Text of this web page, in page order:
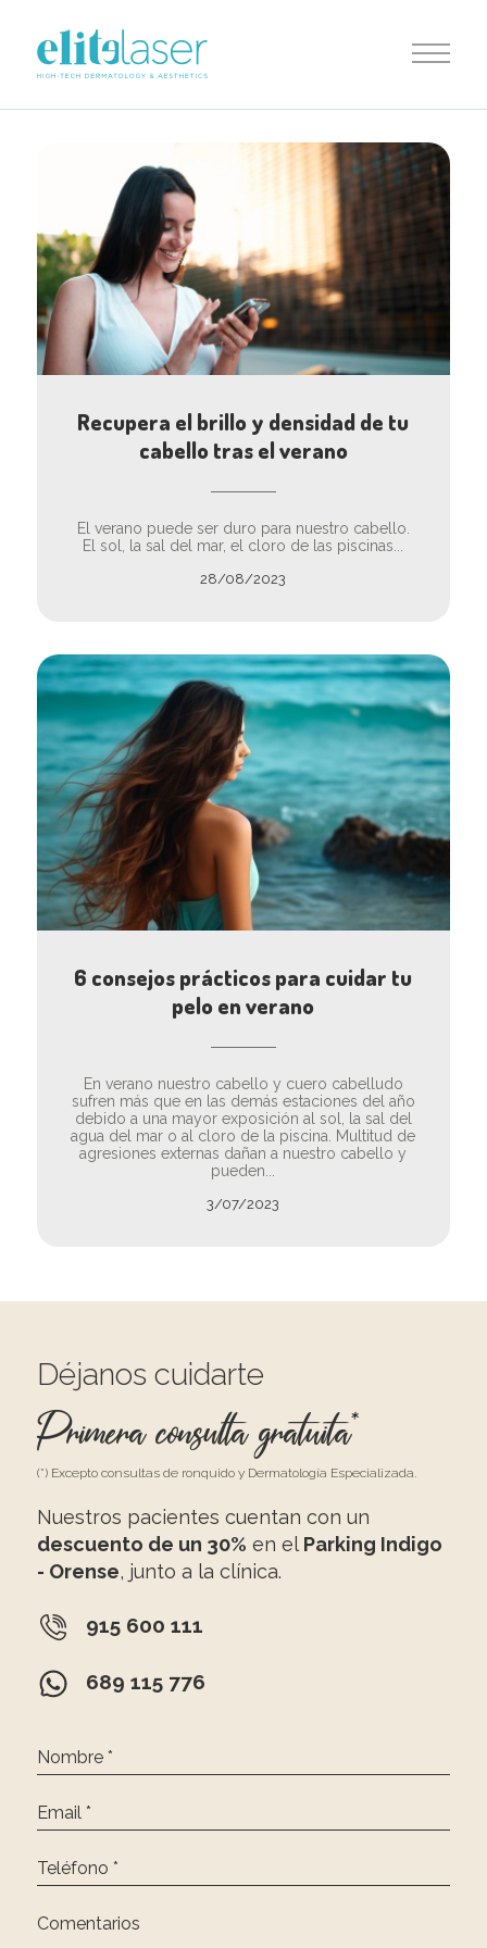
Recupera el brillo y densidad de tu
cabello tras el verano
El verano puede ser duro para nuestro cabello.
El sol, la sal del mar, el cloro de las piscinas...
28/08/2023
6 consejos prácticos para cuidar tu
pelo en verano
En verano nuestro cabello y cuero cabelludo
sufren más que en las demás estaciones del año
debido a una mayor exposición al sol, la sal del
agua del mar o al cloro de la piscina. Multitud de
agresiones externas dañan a nuestro cabello y
pueden...
3/07/2023
Déjanos cuidarte
Primera consulta gratuita*
(*) Excepto consultas de ronquido y Dermatología Especializada.
Nuestros pacientes cuentan con un
descuento de un 30% en el Parking Indigo
- Orense, junto a la clínica.
915 600 111
689 115 776
Nombre *
Email *
Teléfono *
Comentarios